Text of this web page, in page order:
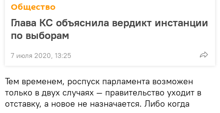
Общество
Глава КС объяснила вердикт инстанции
по выборам
7 июля 2020, 13:25
Тем временем, роспуск парламента возможен
только в двух случаях — правительство уходит в
отставку, а новое не назначается. Либо когда